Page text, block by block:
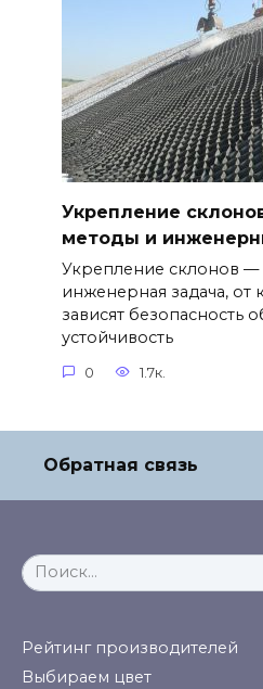
Укрепление
методы и
Укрепление склонов —
инженерная задача,
зависят безопасность
устойчивость
0 1.7к.
Обратная связь
Search
for:
Рейтинг производителей
Выбираем цвет